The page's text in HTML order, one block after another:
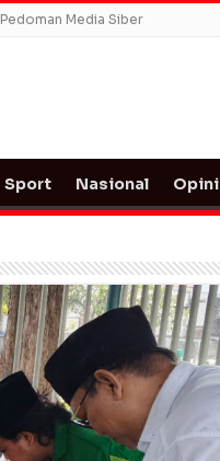
Pedoman Media Siber
Sport Nasional Opini